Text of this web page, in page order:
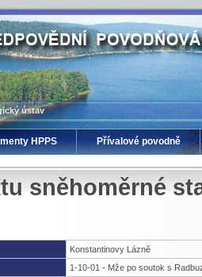
ústav
HPPS Přívalové povodně
sněhoměrné
Konstantinovy Lázně
1-10-01 - Mže po soutok s